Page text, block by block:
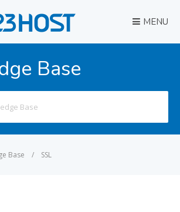
MENU
Base
Base / SSL